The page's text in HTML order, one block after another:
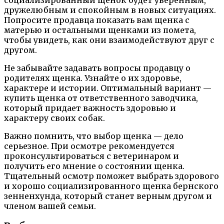
дружелюбным и спокойным в новых ситуациях.
Попросите продавца показать вам щенка с
матерью и остальными щенками из помета,
чтобы увидеть, как они взаимодействуют друг с
другом.
Не забывайте задавать вопросы продавцу о
родителях щенка. Узнайте о их здоровье,
характере и истории. Оптимальный вариант —
купить щенка от ответственного заводчика,
который придает важность здоровью и
характеру своих собак.
Важно помнить, что выбор щенка — дело
серьезное. При осмотре рекомендуется
проконсультироваться с ветеринаром и
получить его мнение о состоянии щенка.
Тщательный осмотр поможет выбрать здорового
и хорошо социализированного щенка бернского
зенненхунда, который станет верным другом и
членом вашей семьи.